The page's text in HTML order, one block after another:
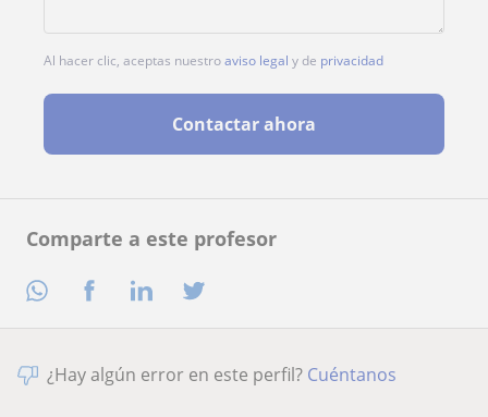
Comparte a este profesor
Al hacer clic, aceptas nuestroaviso legal y de privacidad
Contactar ahora
¿Hay algún error en este perfil? Cuéntanos